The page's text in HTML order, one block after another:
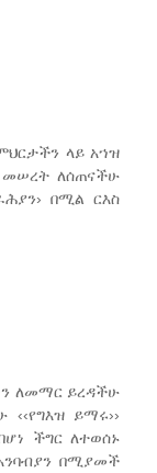
ላይ አኀዝ
መሠረት ለሰጠናችሁ
በሚል ርእስ
ለመማር ይረዳችሁ
ይማሩ››
ችግር ለተወሰኑ
በሚያመች